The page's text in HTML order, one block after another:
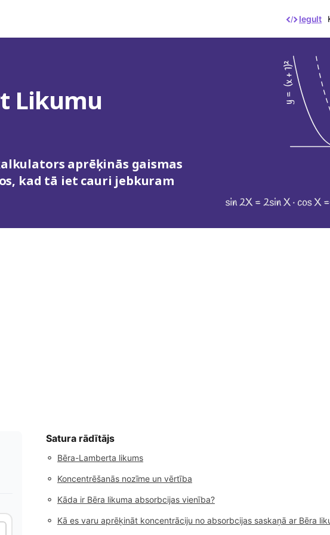
Iegult
Likumu
aprēķinās gaismas
kad tā iet cauri jebkuram
Satura rādītājs
◦ Bēra-Lamberta likums
◦ Koncentrēšanās nozīme un vērtība
◦ Kāda ir Bēra likuma absorbcijas vienība?
◦ Kā es varu aprēķināt koncentrāciju no absorbcijas saskaņā ar Bēra